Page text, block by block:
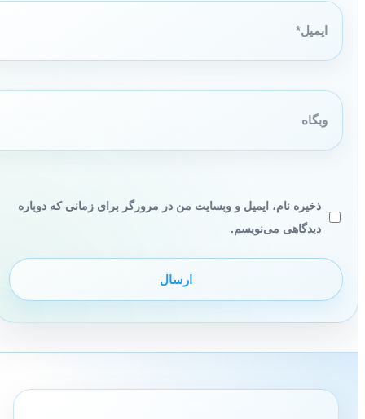
ایمیل*
وبگاه
ذخیره نام، ایمیل و وبسایت من در مرورگر برای زمانی که دوباره
دیدگاهی می‌نویسم.